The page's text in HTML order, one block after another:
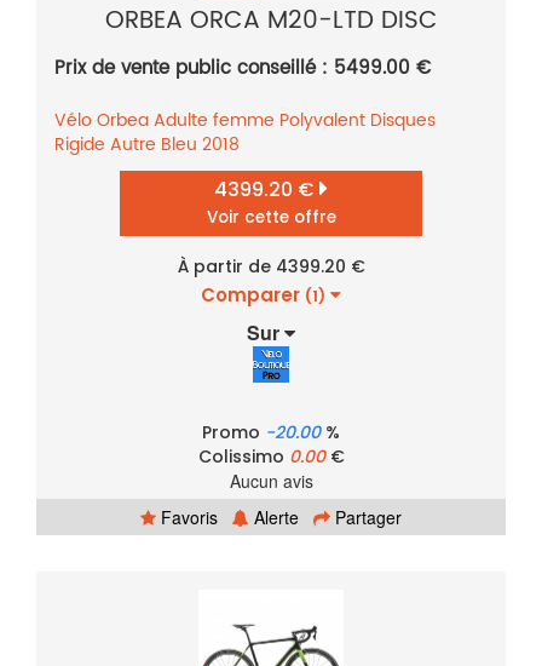
ORBEA ORCA M20-LTD DISC
Prix de vente public conseillé : 5499.00 €
VéloOrbeaAdulte femme Polyvalent Disques
Rigide Autre Bleu 2018
4399.20 €
Voir cette offre
À partir de 4399.20 €
Comparer (1)
Sur
Promo -20.00%
Colissimo 0.00€
Aucun avis
Favoris
Alerte Partager